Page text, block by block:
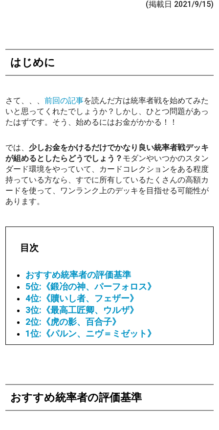
(掲載日 2021/9/15)
はじめに
さて、、、前回の記事を読んだ方は統率者戦を始めてみた
いと思ってくれたでしょうか？しかし、ひとつ問題があっ
たはずです。そう、始めるにはお金がかかる！！
では、 少しお金をかけるだけでかなり良い統率者戦デッキ
が組めるとしたらどうでしょう？ モダンやいつかのスタン
ダード環境をやっていて、カードコレクションをある程度
持っている方なら、すでに所有しているたくさんの高額カ
ードを使って、ワンランク上のデッキを目指せる可能性が
あります。
目次
おすすめ統率者の評価基準
5位:《鍛冶の神、パーフォロス》
4位:《贖いし者、フェザー》
3位:《最高工匠卿、ウルザ》
2位:《虎の影、百合子》
1位:《パルン、ニヴ＝ミゼット》
おすすめ統率者の評価基準